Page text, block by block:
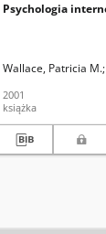
Kucha,Wydział
Psychologia
Wallace, Patricia M.
2001
książka